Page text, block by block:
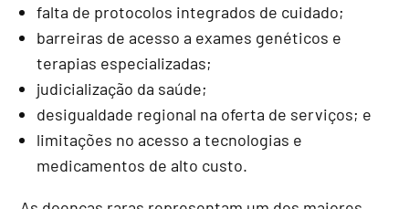
falta de protocolos integrados de cuidado;
barreiras de acesso a exames genéticos e
terapias especializadas;
judicialização da saúde;
desigualdade regional na oferta de serviços; e
limitações no acesso a tecnologias e
medicamentos de alto custo.